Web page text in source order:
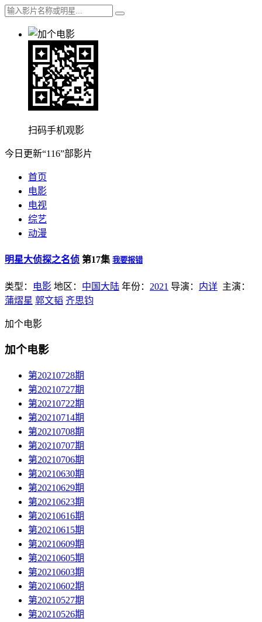
扫码手机观影
今日更新“116”部影片
首页
电影
电视
综艺
动漫
明星大侦探之名侦 第17集 我要报错
类型： 电影 地区： 中国大陆 年份： 2021 导演： 内详 主演：
蒲熠星 郭文韬 齐思钧
加个电影
加个电影
第20210728期
第20210727期
第20210722期
第20210714期
第20210708期
第20210707期
第20210706期
第20210630期
第20210629期
第20210623期
第20210616期
第20210615期
第20210609期
第20210605期
第20210603期
第20210602期
第20210527期
第20210526期